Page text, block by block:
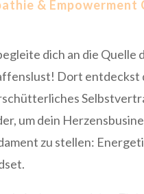
& Empowerment
dich an die
Dort entdeckst
um dein
zu stellen: